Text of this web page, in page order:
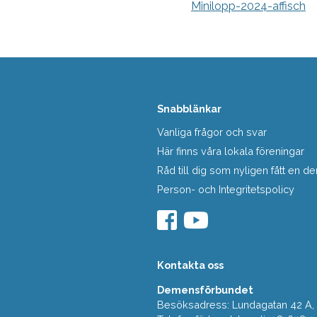
Minilopp-2024-affisch
Snabblänkar
Vanliga frågor och svar
Här finns våra lokala föreningar
Råd till dig som nyligen fått en
Person- och Integritetspolicy
Kontakta oss
Demensförbundet
Besöksadress: Lundagatan 42 A,